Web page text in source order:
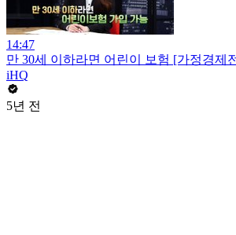
14:47
만 30세 이하라면 어린이 보험 [가정경제
iHQ
5년 전